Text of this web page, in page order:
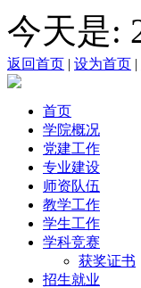
今天是:
返回首页 | 设为首页 |
首页
学院概况
党建工作
专业建设
师资队伍
教学工作
学生工作
学科竞赛
获奖证书
招生就业